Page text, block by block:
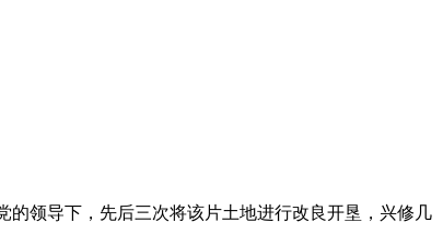
的领导下，先后三次将该片土地进行改良开垦，兴修几